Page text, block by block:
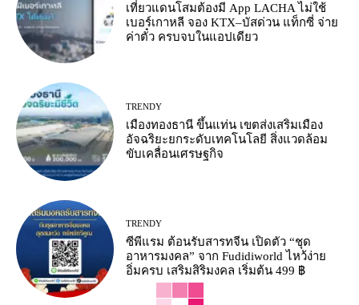
เที่ยวแดนโสมต้องมี App LACHA ไม่ใช้
เบอร์เกาหลี จอง KTX–บัสด่วน แท็กซี่ จ่าย
ค่าตั๋ว ครบจบในแอปเดียว
TRENDY
เมืองทองธานี ขึ้นแท่น เขตส่งเสริมเมือง
อัจฉริยะยกระดับเทคโนโลยี สิ่งแวดล้อม
ขับเคลื่อนเศรษฐกิจ
TRENDY
ซีพีแรม ต้อนรับสารทจีน เปิดตัว “ชุด
อาหารมงคล” จาก Fudidiworld ไหว้ง่าย
อิ่มครบ เสริมสิริมงคล เริ่มต้น 499 ฿